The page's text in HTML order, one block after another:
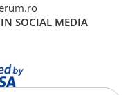
SOCIAL MEDIA